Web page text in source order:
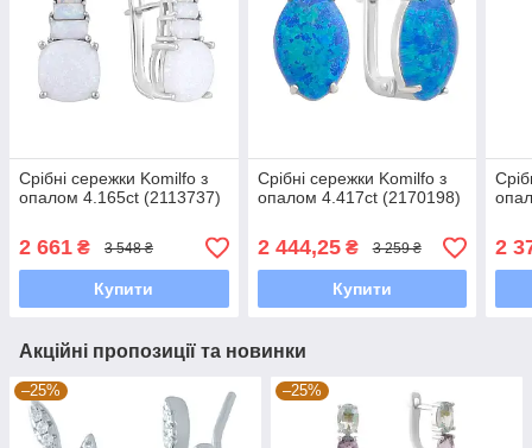
Срібні сережки Komilfo з
опалом 4.165ct (2113737)
2 661 ₴ 3 548 ₴
Купити
Срібні сережки Komilfo з
опалом 4.417ct (2170198)
2 444,25₴ 3 259 ₴
Купити
2
Акційні пропозиції та новинки
–25% –25%